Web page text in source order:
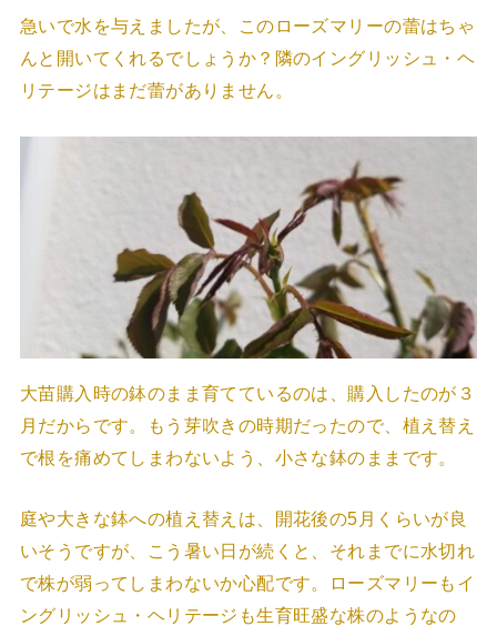
急いで水を与えましたが、このローズマリーの蕾はちゃ
んと開いてくれるでしょうか？隣のイングリッシュ・ヘ
リテージはまだ蕾がありません。
大苗購入時の鉢のまま育てているのは、購入したのが３
月だからです。もう芽吹きの時期だったので、植え替え
で根を痛めてしまわないよう、小さな鉢のままです。
庭や大きな鉢への植え替えは、開花後の5月くらいが良
いそうですが、こう暑い日が続くと、それまでに水切れ
で株が弱ってしまわないか心配です。ローズマリーもイ
ングリッシュ・ヘリテージも生育旺盛な株のようなの